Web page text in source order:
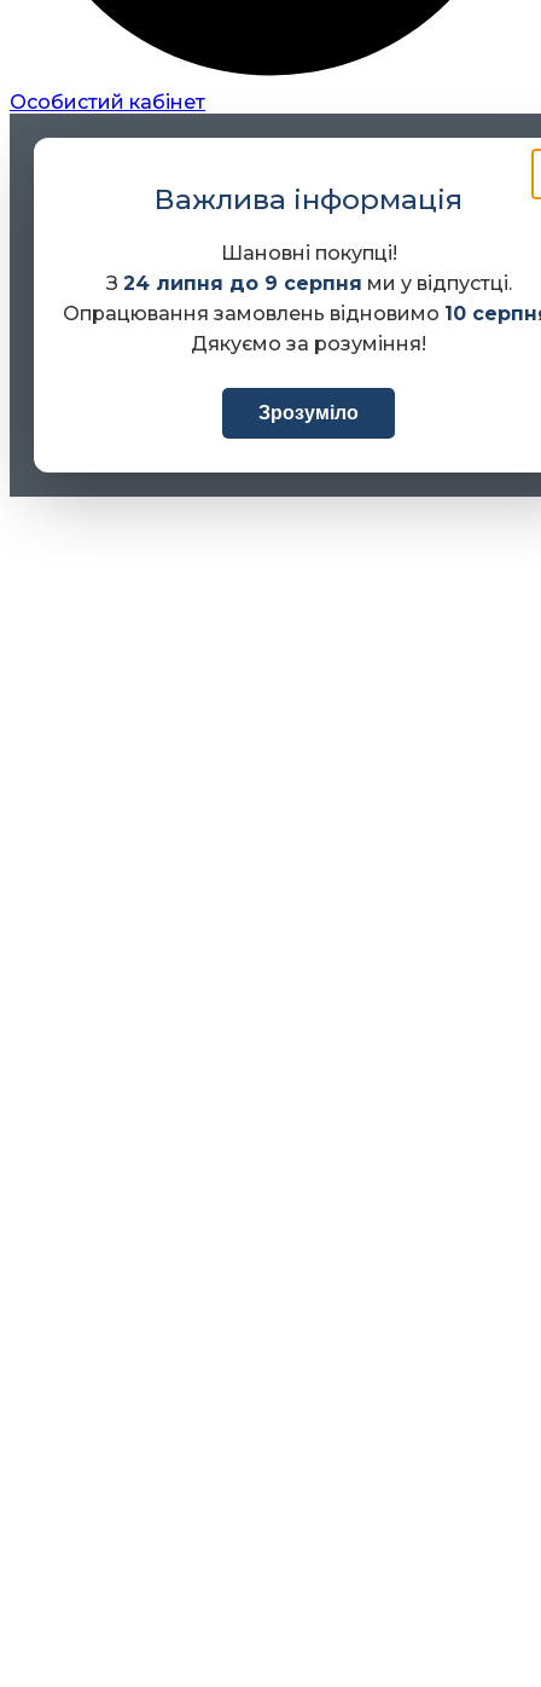
Особистий кабінет
Важлива інформація
Шановні покупці!
З 24 липня до 9 серпня ми у відпустці.
Опрацювання замовлень відновимо 10
Дякуємо за розуміння!
Зрозуміло